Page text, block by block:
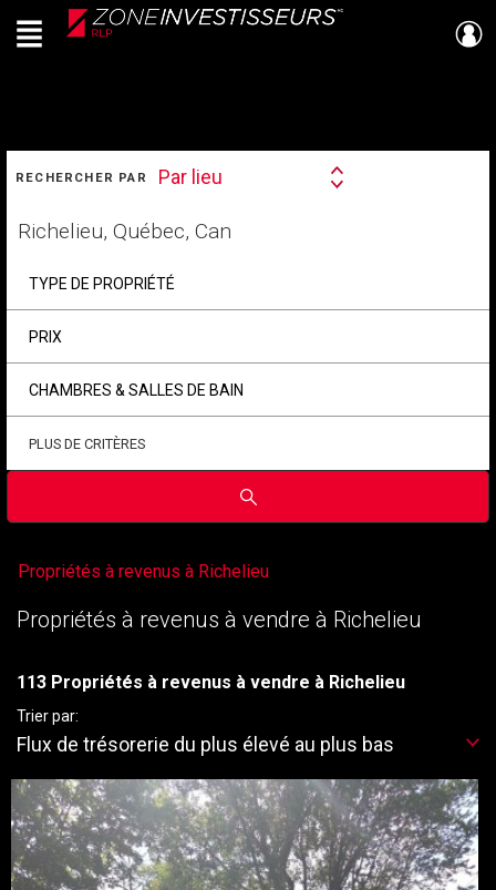
Live
En Direct
Menu
RECHERCHER PAR
Search
Par lieu
votre
TYPE DE PROPRIÉTÉ
PRIX
CHAMBRES & SALLES DE BAIN
PLUS DE CRITÈRES
Soumettre
Propriétés à revenus à Richelieu
Propriétés à revenus à vendre à Richelieu
113 Propriétés à revenus à vendre à Richelieu
Trier par:
Flux de trésorerie du plus élevé au plus bas